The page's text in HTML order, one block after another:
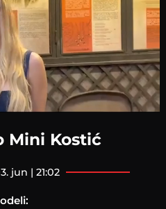
Mini Kostić
jun | 21:02